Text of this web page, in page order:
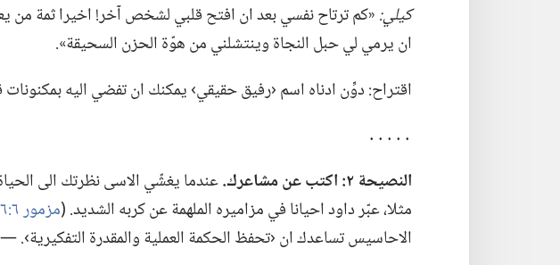
كيلي:‏‏«كم ترتاح نفسي بعد ان افتح قلبي لشخص آخر!‏ اخيرا ثمة من
ان يرمي لي حبل النجاة وينتشلني من هوّة الحزن السحيقة».‏
اقتراح:‏ دوِّن ادناه اسم ‹رفيق حقيقي› يمكنك ان تفضي اليه
‏․․․․․‏
النصيحة ٢:‏ اكتب عن مشاعرك.‏
عندمايغشّي الاسى نظرتك الى
مثلا،‏ عبّر داود احيانا في مزاميره الملهمة عن كربه الشديد.‏ (‏مزمور ٦:‏٦
الاحاسيس تساعدك ان ‹تحفظ الحكمة العملية والمقدرة التفكيرية›.‏ —‏